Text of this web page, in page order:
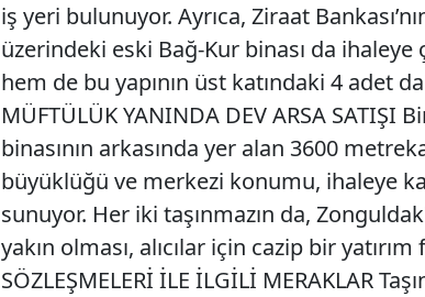
iş yeri bulunuyor. Ayrıca, Ziraat
üzerindeki eski Bağ-Kur binası da
hem de bu yapının üst katındaki 4 adet
MÜFTÜLÜK YANINDA DEV ARSA
binasının arkasında yer alan 3600
büyüklüğü ve merkezi konumu, ihaleye
sunuyor. Her iki taşınmazın da,
yakın olması, alıcılar için cazip bir
SÖZLEŞMELERİ İLE İLGİLİ MERAKLAR